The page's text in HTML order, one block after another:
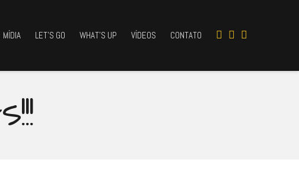
MÍDIA LET’S GO WHAT’S UP VÍDEOS CONTATO